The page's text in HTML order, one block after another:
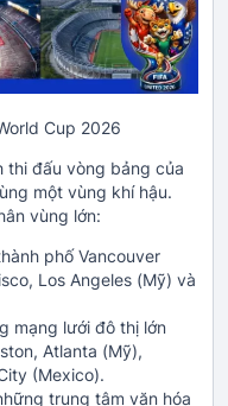
Cup 2026
thi đấu vòng bảng của
một vùng khí hậu.
vùng lớn:
phố Vancouver
Los Angeles (Mỹ) và
mạng lưới đô thị lớn
Atlanta (Mỹ),
(Mexico).
trung tâm văn hóa